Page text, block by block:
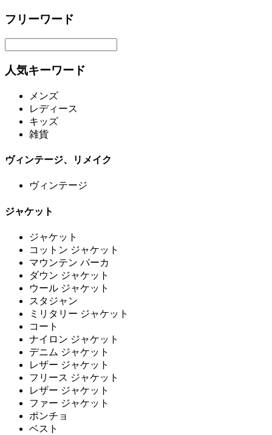
フリーワード
人気キーワード
メンズ
レディース
キッズ
雑貨
ヴィンテージ、リメイク
ヴィンテージ
ジャケット
ジャケット
コットン ジャケット
マウンテン パーカ
ダウン ジャケット
ウール ジャケット
スタジャン
ミリタリー ジャケット
コート
ナイロン ジャケット
デニム ジャケット
レザー ジャケット
フリース ジャケット
レザー ジャケット
ファー ジャケット
ポンチョ
ベスト